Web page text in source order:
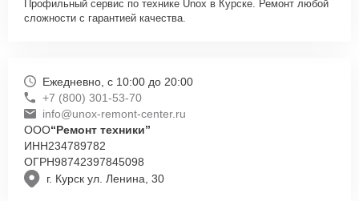
Профильный сервис по технике Unox в Курске. Ремонт любой
сложности с гарантией качества.
г. Курск ул. Ленина, 30
Ежедневно, с 10:00 до 20:00
+7 (800) 301-53-70
info@unox-remont-center.ru
ООО“Ремонт техники”
ИНН234789782
ОГРН98742397845098